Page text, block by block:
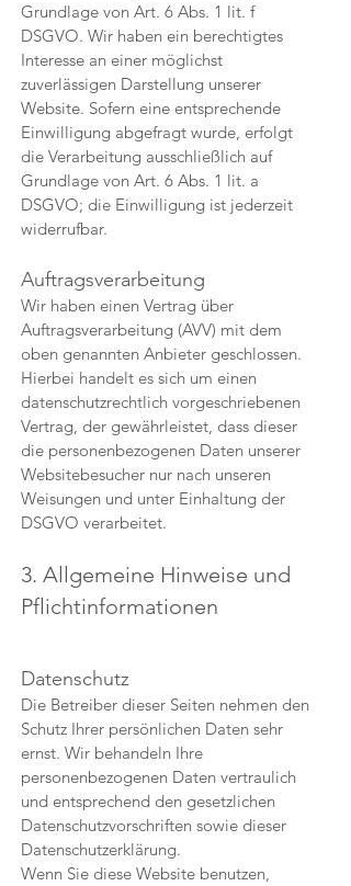
Grundlage von Art. 6 Abs. 1 lit. f
DSGVO. Wir haben ein berechtigtes
Interesse an einer möglichst
zuverlässigen Darstellung unserer
Website. Sofern eine entsprechende
Einwilligung abgefragt wurde, erfolgt
die Verarbeitung ausschließlich auf
Grundlage von Art. 6 Abs. 1 lit. a
DSGVO; die Einwilligung ist jederzeit
widerrufbar.
Auftragsverarbeitung
Wir haben einen Vertrag über
Auftragsverarbeitung (AVV) mit dem
oben genannten Anbieter geschlossen.
Hierbei handelt es sich um einen
datenschutzrechtlich vorgeschriebenen
Vertrag, der gewährleistet, dass dieser
die personenbezogenen Daten unserer
Websitebesucher nur nach unseren
Weisungen und unter Einhaltung der
DSGVO verarbeitet.
3. Allgemeine Hinweise und
Pflicht­informationen
Datenschutz
Die Betreiber dieser Seiten nehmen den
Schutz Ihrer persönlichen Daten sehr
ernst. Wir behandeln Ihre
personenbezogenen Daten vertraulich
und entsprechend den gesetzlichen
Datenschutzvorschriften sowie dieser
Datenschutzerklärung.
Wenn Sie diese Website benutzen,